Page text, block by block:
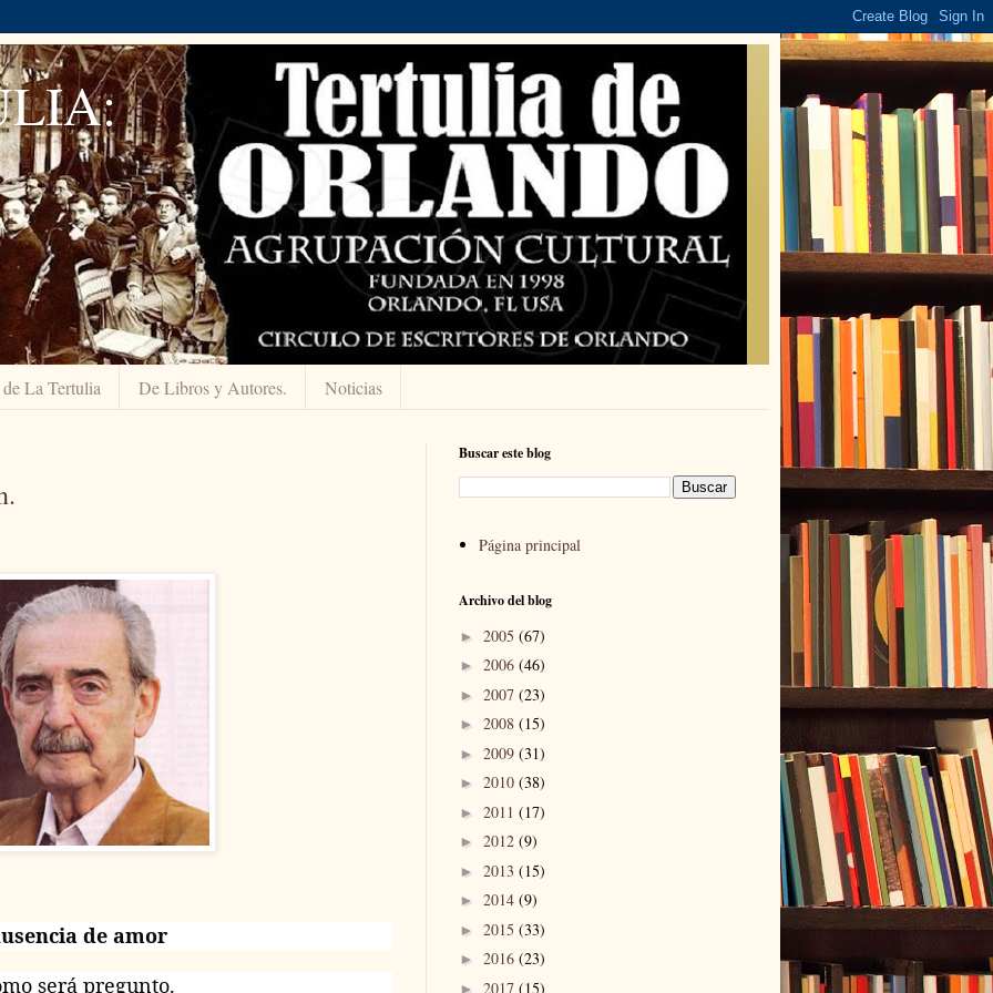
de La Tertulia De Libros y Autores. Noticias
de amor
será pregunto.
Buscar este blog
Página principal
Archivo del blog
► 2005 (67)
► 2006 (46)
► 2007 (23)
► 2008 (15)
► 2009 (31)
► 2010 (38)
► 2011 (17)
► 2012 (9)
► 2013 (15)
► 2014 (9)
► 2015 (33)
► 2016 (23)
► 2017 (15)